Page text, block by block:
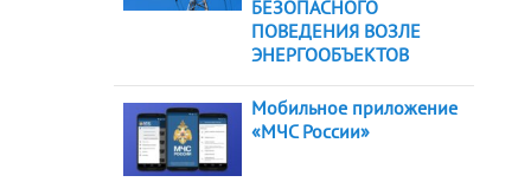
БЕЗОПАСНОГО
ПОВЕДЕНИЯ ВОЗЛЕ
ЭНЕРГООБЪЕКТОВ
Мобильное приложение
«МЧС России»